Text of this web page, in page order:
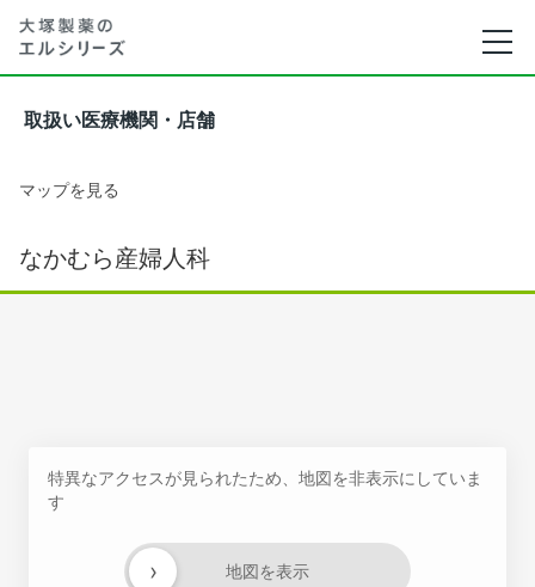
取扱い医療機関・店舗
マップを見る
なかむら産婦人科
特異なアクセスが見られたため、地図を非表示にしていま
す
地図を表示
›